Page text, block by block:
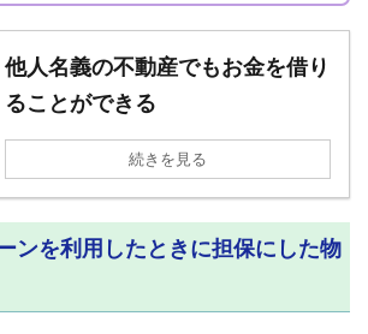
他人名義の不動産でもお金を借り
ることができる
続きを見る
ンを利用したときに担保にした物